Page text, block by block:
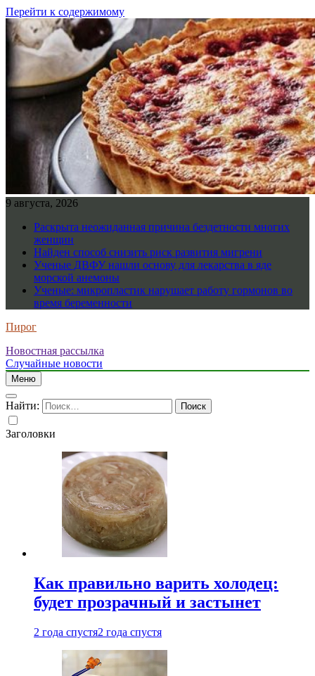
Перейти к содержимому
9 августа, 2026
Раскрыта неожиданная причина бездетности многих
женщин
Найден способ снизить риск развития мигрени
Ученые ДВФУ нашли основу для лекарства в яде
морской анемоны
Ученые: микропластик нарушает работу гормонов во
время беременности
Пирог
Новостная рассылка
Случайные новости
Меню
Найти:
Заголовки
Как правильно варить холодец:
будет прозрачный и застынет
2 года спустя2 года спустя